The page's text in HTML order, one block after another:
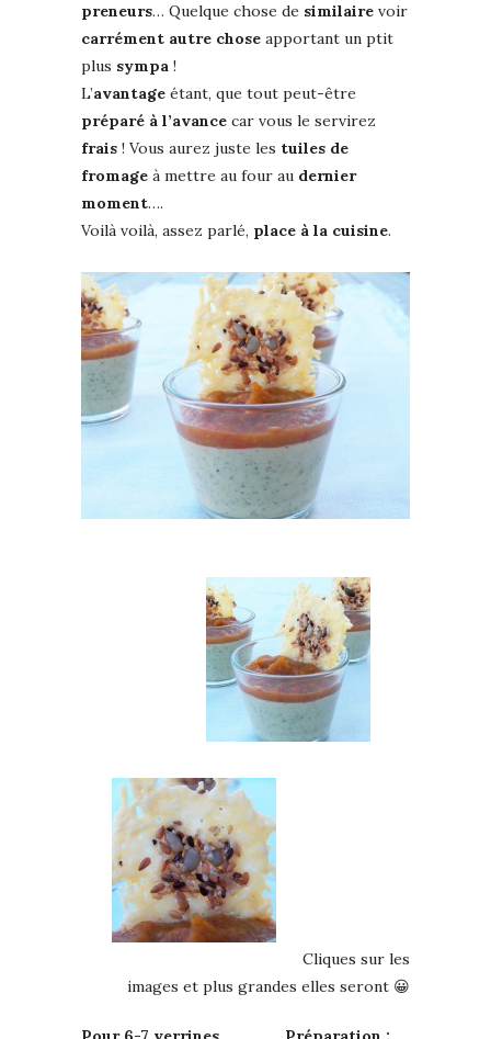
preneurs… Quelque chose de similaire voir
carrément autre chose apportant un ptit
plus sympa !
L’avantage étant, que tout peut-être
préparé à l’avance car vous le servirez
frais ! Vous aurez juste les tuiles de
fromage à mettre au four au dernier
moment….
Voilà voilà, assez parlé, place à la cuisine.
Cliques sur les
images et plus grandes elles seront 😀